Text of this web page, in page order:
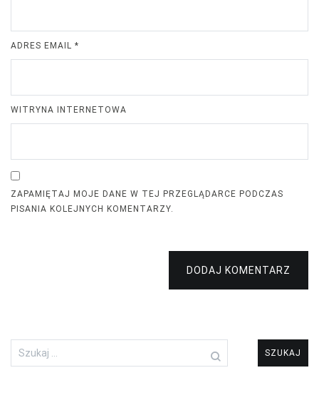
ADRES EMAIL *
WITRYNA INTERNETOWA
ZAPAMIĘTAJ MOJE DANE W TEJ PRZEGLĄDARCE PODCZAS
PISANIA KOLEJNYCH KOMENTARZY.
DODAJ KOMENTARZ
Szukaj: